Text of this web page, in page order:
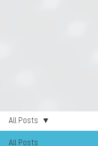
All Posts
All Posts